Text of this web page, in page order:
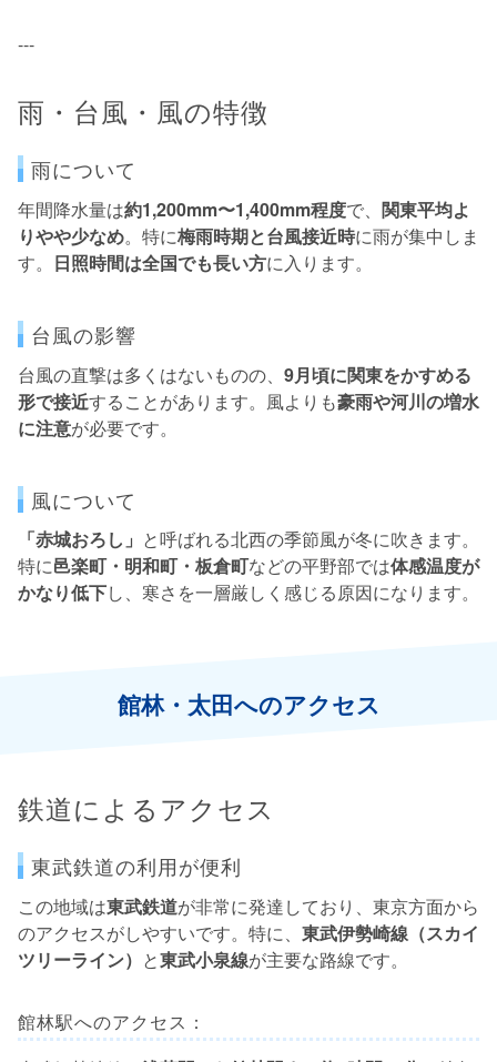
---
雨・台風・風の特徴
雨について
年間降水量は約1,200mm〜1,400mm程度で、 関東平均よ
りやや少なめ。特に梅雨時期と台風接近時に雨が集中しま
す。 日照時間は全国でも長い方に入ります。
台風の影響
台風の直撃は多くはないものの、 9月頃に関東をかすめる
形で接近することがあります。風よりも豪雨や河川の増水
に注意が必要です。
風について
「赤城おろし」 と呼ばれる北西の季節風が冬に吹きます。
特に邑楽町・明和町・板倉町などの平野部では体感温度が
かなり低下し、寒さを一層厳しく感じる原因になります。
館林・太田へのアクセス
鉄道によるアクセス
東武鉄道の利用が便利
この地域は東武鉄道が非常に発達しており、東京方面から
のアクセスがしやすいです。特に、 東武伊勢崎線（スカイ
ツリーライン） と東武小泉線が主要な路線です。
館林駅へのアクセス：